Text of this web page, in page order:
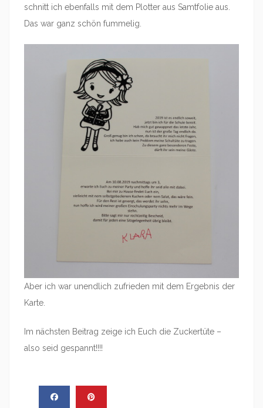
schnitt ich ebenfalls mit dem Plotter aus Samtfolie aus.
Das war ganz schön fummelig.
Aber ich war unendlich zufrieden mit dem Ergebnis der
Karte.
Im nächsten Beitrag zeige ich Euch die Zuckertüte –
also seid gespannt!!!!